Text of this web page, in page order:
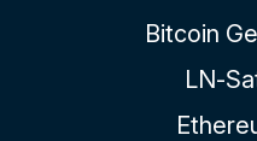
Bitcoin
LN-